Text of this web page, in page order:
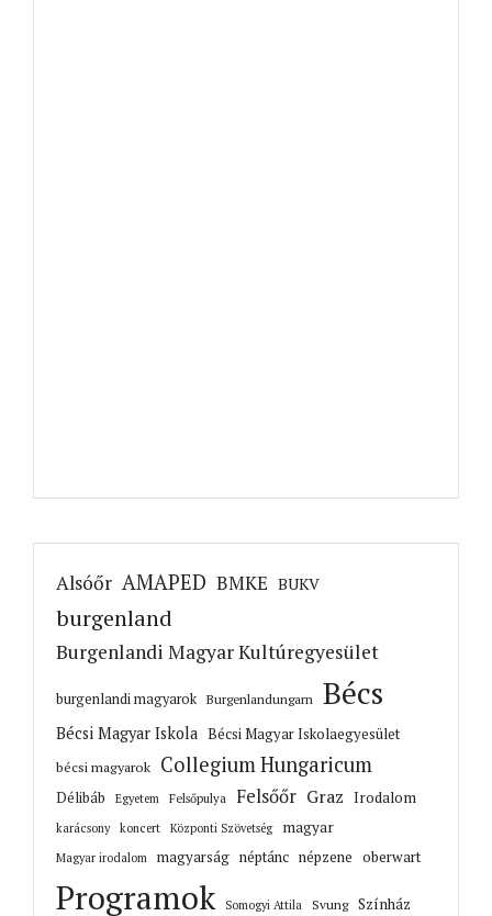
Alsóőr AMAPED BMKE BUKV
burgenland
Burgenlandi Magyar Kultúregyesület
burgenlandi magyarok Burgenlandungarn Bécs
Bécsi Magyar Iskola Bécsi Magyar Iskolaegyesület
bécsi magyarok Collegium Hungaricum
Délibáb Egyetem Felsőpulya Felsőőr Graz Irodalom
karácsony koncert Központi Szövetség magyar
Magyar irodalom magyarság néptánc népzene oberwart
Programok Somogyi Attila Svung Színház